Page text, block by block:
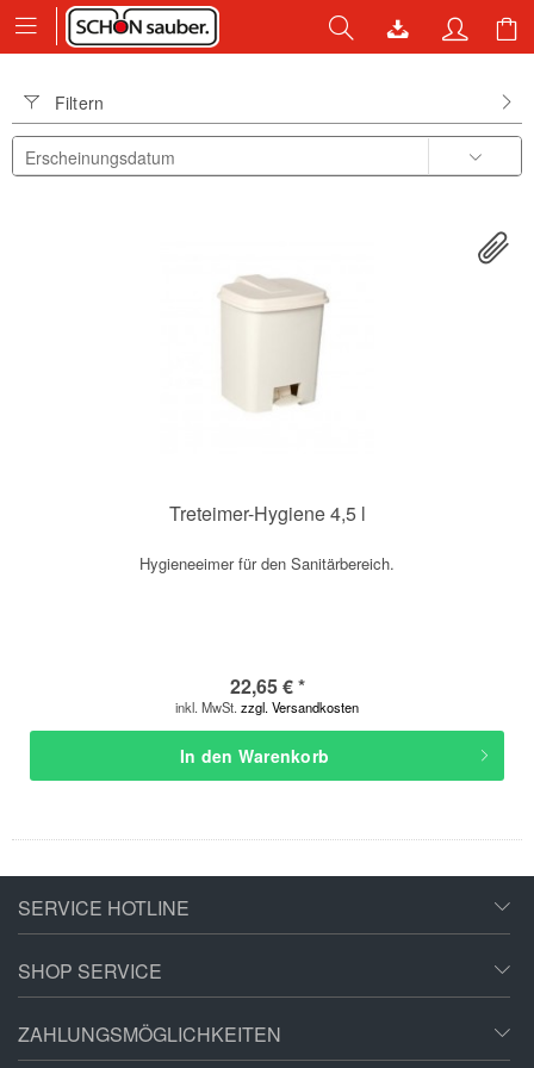
Filtern
Treteimer-Hygiene 4,5 l
Hygieneeimer für den Sanitärbereich.
22,65 € *
inkl. MwSt. zzgl. Versandkosten
In den Warenkorb
SERVICE HOTLINE
SHOP SERVICE
ZAHLUNGSMÖGLICHKEITEN